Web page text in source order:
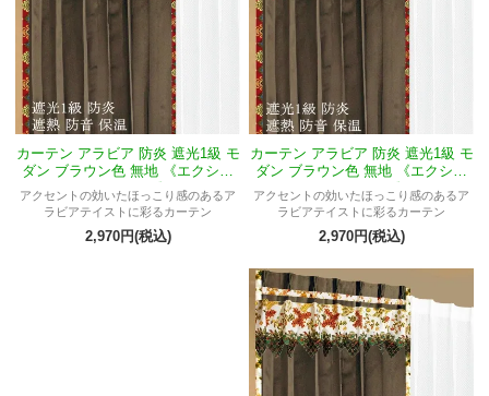
カーテン アラビア 防炎 遮光1級 モ
ダン ブラウン色 無地 《エクシー
ドMメラUP》
アクセントの効いたほっこり感のあるア
ラビアテイストに彩るカーテン
2,970円(税込)
カーテン アラビア 防炎 遮光1級 モ
ダン ブラウン色 無地 《エクシー
ドMガムラン》
アクセントの効いたほっこり感のあるア
ラビアテイストに彩るカーテン
2,970円(税込)